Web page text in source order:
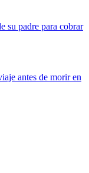
su padre para cobrar
antes de morir en